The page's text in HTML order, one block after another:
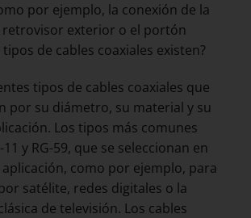
por ejemplo, la conexión de la
retrovisor exterior o el portón
de cables coaxiales existen?
tipos de cables coaxiales que
por su diámetro, su material y su
Los tipos más comunes
11 y RG-59, que se seleccionan en
como por ejemplo, para
satélite, redes digitales o la
de televisión. Los cables